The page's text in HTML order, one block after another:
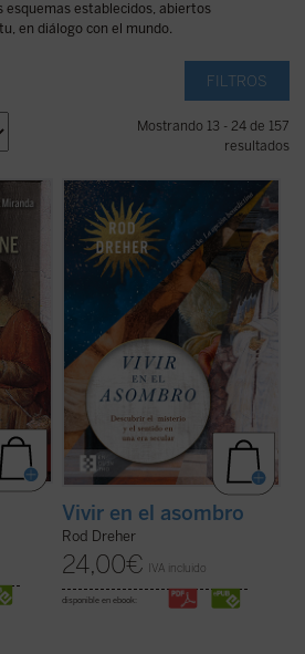
esquemas establecidos, abiertos
en diálogo con el mundo.
FILTROS
Mostrando 13 - 24 de 157
resultados
Rod Dreher narra cómo Occidente fue
perdiendo su capacidad de asombrarse,
cómo se «desencantó», y muestra, con
ejemplos concretos y profundamente
humanos, que ese encantamiento no ha
desaparecido: simplemente hemos
olvidado el sentido de la ...
(ver ficha)
Vivir en el asombro
Rod Dreher
24,00€ IVA incluido
disponible en ebook: